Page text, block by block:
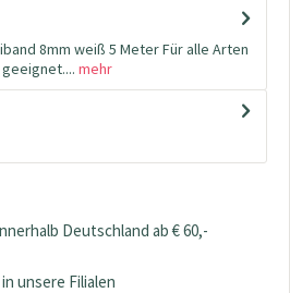
8mm weiß 5 Meter Für alle Arten
mehr
Deutschland ab € 60,-
unsere Filialen